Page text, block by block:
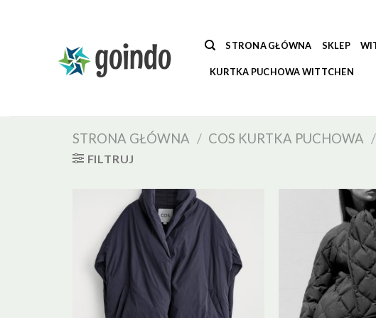
STRONA GŁÓWNA SKLEP
KURTKA PUCHOWA WITTCHEN
STRONA GŁÓWNA / COS KURTKA PUCHOWA /
FILTRUJ